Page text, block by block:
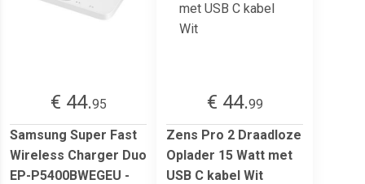
€ 44.95
Samsung Super Fast
Wireless Charger Duo
EP-P5400BWEGEU -
€ 44.99
Zens Pro 2 Draadloze
Oplader 15 Watt met
USB C kabel Wit